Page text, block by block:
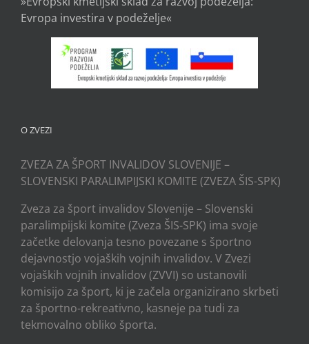
Evropa investira v podeželje«
O ZVEZI
ZVEZA ZA ŠPORT INVALIDOV SLOVENIJE –
SLOVENSKI PARALIMPIJSKI KOMITE (ZVEZA ŠIS-SPK)
Zveza za šport invalidov Slovenije – Slovenski
paralimpijski komite (Zveza ŠIS-SPK) ima svoje
začetke delovanja tesno povezane s športno
dejavnostjo vojaških vojnih invalidov. V Zvezi
vojaških vojnih invalidov (ZVVI) so ustanovili
komisijo za šport, ki je začela organizirano skrbeti
za športno-rekreativno, kasneje pa tudi za
tekmovalno obliko športa.